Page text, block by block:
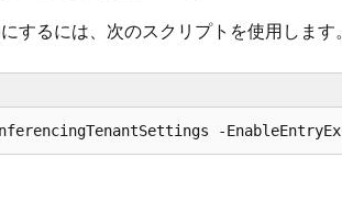
するには、次のスクリプトを使用します。